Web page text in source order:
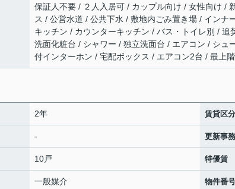
保証人不要 / ２人入居可 / カップル向け / 女性向け /
ス / 公営水道 / 公共下水 / 敷地内ごみ置き場 / イン
キッチン / カウンターキッチン / バス・トイレ別 /
洗面化粧台 / シャワー / 独立洗面台 / エアコン / シ
付インターホン / 宅配ボックス / エアコン2台 / 最上階
2年 賃貸区分
- 更新事
10戸 特優賃
一般媒介 物件番号